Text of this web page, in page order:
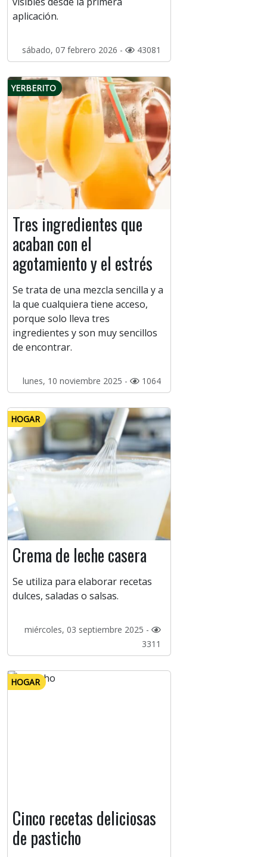
aplicación.
sábado, 07 febrero 2026 - 43081
YERBERITO
Tres ingredientes que
acaban con el
agotamiento y el estrés
Se trata de una mezcla sencilla y a
la que cualquiera tiene acceso,
porque solo lleva tres
ingredientes y son muy sencillos
de encontrar.
lunes, 10 noviembre 2025 - 1064
HOGAR
Crema de leche casera
Se utiliza para elaborar recetas
dulces, saladas o salsas.
miércoles, 03 septiembre 2025 -
3311
HOGAR
Cinco recetas deliciosas
de pasticho